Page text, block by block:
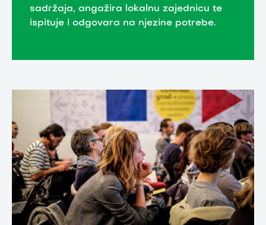
sadržaja, angažira lokalnu zajednicu te
ispituje i odgovara na njezine potrebe.